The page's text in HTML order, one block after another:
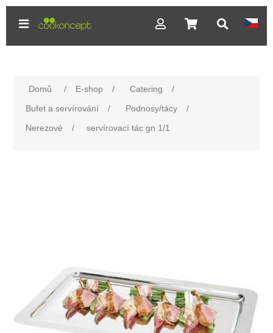
Domů / E-shop / Catering
/
Bufet a servírování
/ Podnosy/tácy
/
Nerezové
/ servírovací tác gn 1/1